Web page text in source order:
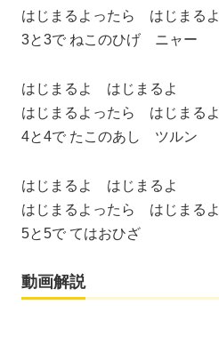
はじまるよったら はじまるよ
3と3で ねこのひげ ニャー
はじまるよ はじまるよ
はじまるよったら はじまるよ
4と4で たこのあし ツルン
はじまるよ はじまるよ
はじまるよったら はじまるよ
5と5で てはおひざ
動画解説